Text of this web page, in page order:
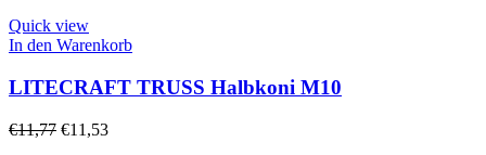
Quick view
In den Warenkorb
LITECRAFT TRUSS Halbkoni M10
€11,77 €11,53